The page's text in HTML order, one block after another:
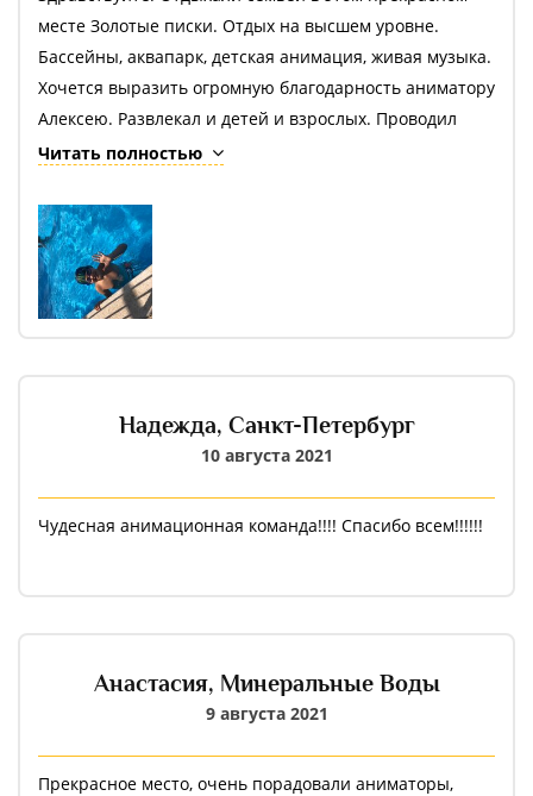
месте Золотые писки. Отдых на высшем уровне.
Бассейны, аквапарк, детская анимация, живая музыка.
Хочется выразить огромную благодарность аниматору
Алексею. Развлекал и детей и взрослых. Проводил
подвижные игры в воде и на территории комплекса, а
отличное времяпрепровождение. Обязательно
приедем ещё раз
Читать полностью
Надежда, Санкт-Петербург
10 августа 2021
Чудесная анимационная команда!!!! Спасибо всем!!!!!!
Анастасия, Минеральные Воды
9 августа 2021
Прекрасное место, очень порадовали аниматоры,